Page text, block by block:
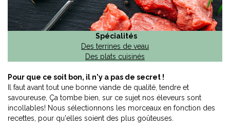
Spécialités
Des terrines de veau
Des plats cuisinés
Pour que ce soit bon, il n'y a pas de secret !
Il faut avant tout une bonne viande de qualité, tendre et
savoureuse, Ça tombe bien, sur ce sujet nos éleveurs sont
incollables! Nous sélectionnons les morceaux en fonction des
recettes, pour qu'elles soient des plus goûteuses.